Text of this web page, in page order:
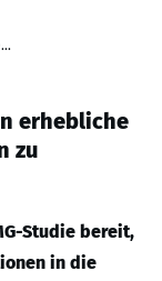
Deutsche Unternehmen planen erhebliche Investitionen, um Klimarisiken zu minimieren
erhebliche
zu
Studie bereit,
in die